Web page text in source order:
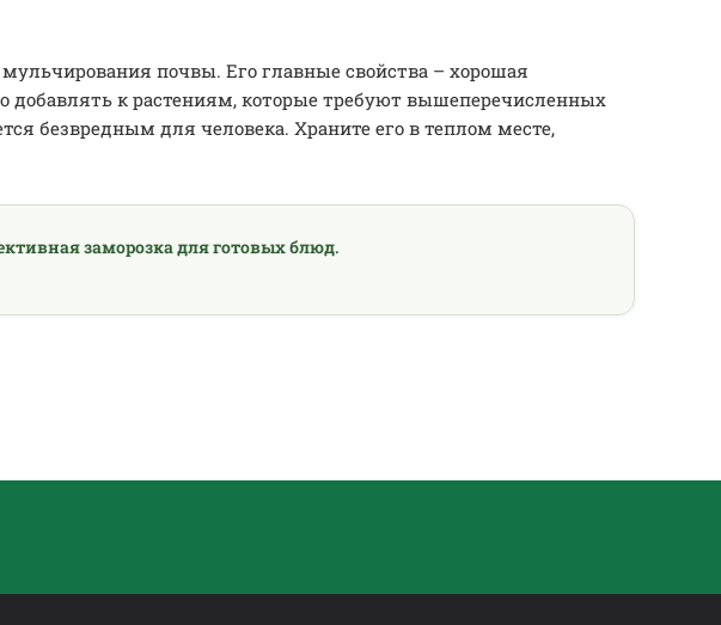
почвы. Его главные свойства – хорошая
добавлять к растениям, которые требуют вышеперечисленных
безвредным для человека. Храните его в теплом месте,
заморозка для готовых блюд.